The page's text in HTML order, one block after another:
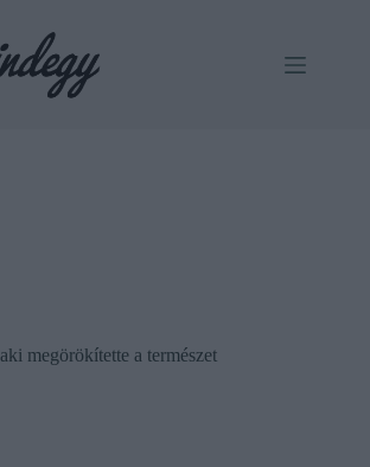
megörökítette a természet